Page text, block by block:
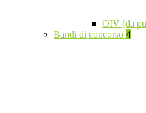
OIV (da
Bandi di concorso 4